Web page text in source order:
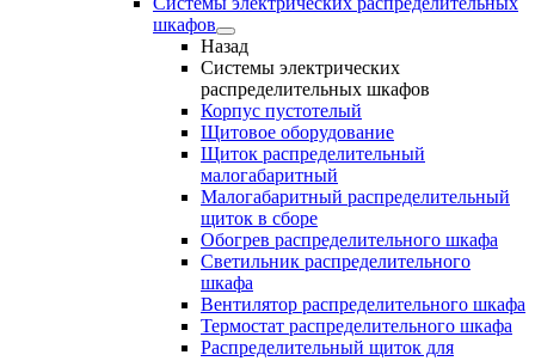
шкафов
Назад
Системы электрических
распределительных шкафов
Корпус пустотелый
Щитовое оборудование
Щиток распределительный
малогабаритный
Малогабаритный распределительный
щиток в сборе
Обогрев распределительного шкафа
Светильник распределительного
шкафа
Вентилятор распределительного шкафа
Термостат распределительного шкафа
Распределительный щиток для